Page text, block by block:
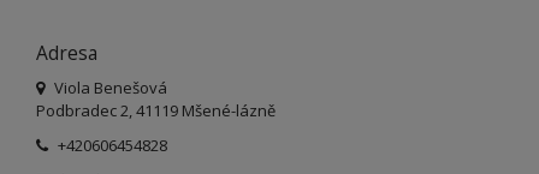
Adresa
Viola Benešová
Podbradec 2, 41119 Mšené-lázně
+420606454828